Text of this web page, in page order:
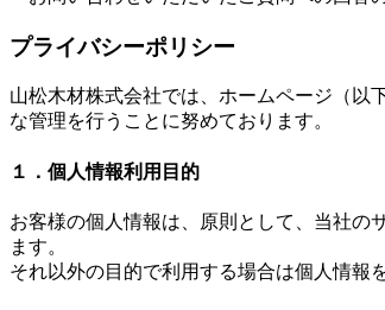
プライバシーポリシー
山松木材株式会社では、ホームページ（以
な管理を行うことに努めております。
１．個人情報利用目的
お客様の個人情報は、原則として、当社の
ます。
それ以外の目的で利用する場合は個人情報